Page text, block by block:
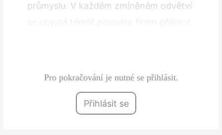
průmyslu. V každém zmíněném odvětví
Pro pokračování je nutné se přihlásit.
Přihlásit se